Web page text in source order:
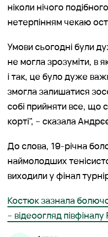
ніколи нічого
нетерпінням чекаю
Умови сьогодні були
не могла зрозуміти, в
і так, це було дуже
змогла залишатися
собі прийняти все, що
корті", – сказала
До слова, 19-річна
наймолодших
виходили у фінал
Костюк зазнала
– відеоогляд